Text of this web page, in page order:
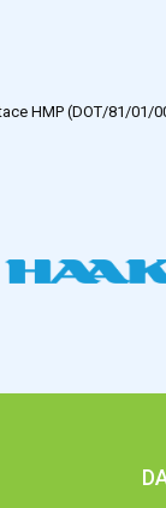
HMP (DOT/81/01/